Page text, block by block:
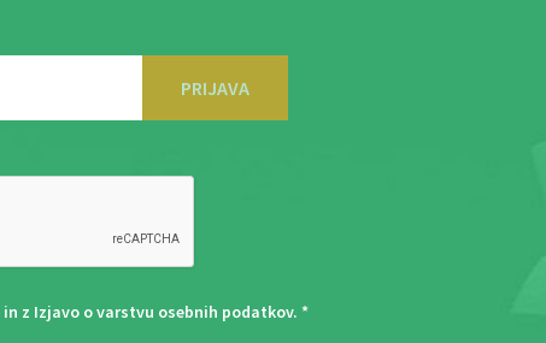
PRIJAVA
in z Izjavo o varstvu osebnih podatkov. *